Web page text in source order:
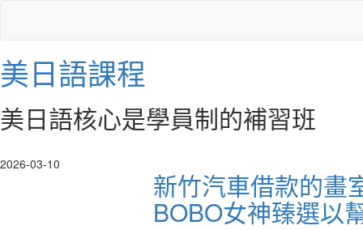
美日語課程
美日語核心是學員制的補習班
2026-03-10
新竹汽車借款的畫
BOBO女神臻選以